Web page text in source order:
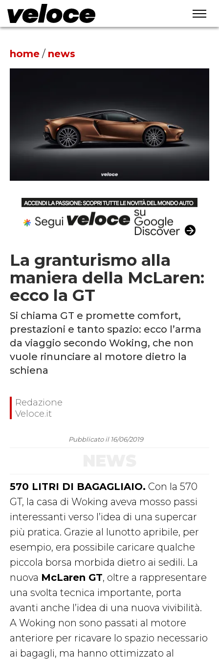
home / news
La granturismo alla
maniera della McLaren:
ecco la GT
Si chiama GT e promette comfort,
prestazioni e tanto spazio: ecco l’arma
da viaggio secondo Woking, che non
vuole rinunciare al motore dietro la
schiena
Redazione
Veloce.it
Pubblicato il 16/06/2019
570 LITRI DI BAGAGLIAIO. Con la 570
GT, la casa di Woking aveva mosso passi
interessanti verso l’idea di una supercar
più pratica. Grazie al lunotto apribile, per
esempio, era possibile caricare qualche
piccola borsa morbida dietro ai sedili. La
nuova McLaren GT, oltre a rappresentare
una svolta tecnica importante, porta
avanti anche l’idea di una nuova vivibilità.
A Woking non sono passati al motore
anteriore per ricavare lo spazio necessario
ai bagagli, ma hanno ottimizzato al